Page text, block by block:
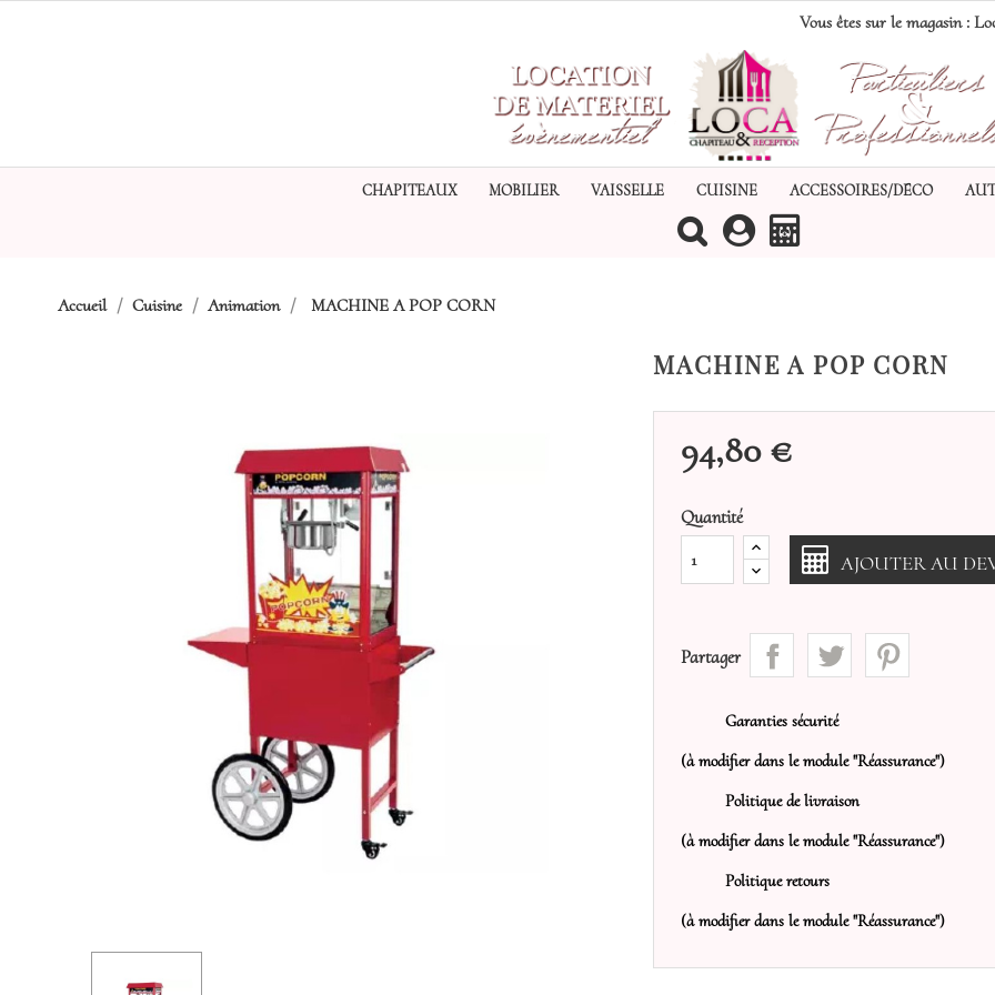
Vous êtes sur le magasin :
CHAPITEAUX MOBILIER VAISSELLE CUISINE ACCESSOIRES/DÉCO
(0)
Accueil Cuisine Animation MACHINE A POP CORN
MACHINE A POP CORN
94,80 €
Quantité
AJOUTER AU
Partager
Garanties sécurité
(à modifier dans le module "Réassurance")
Politique de livraison
(à modifier dans le module "Réassurance")
Politique retours
(à modifier dans le module "Réassurance")